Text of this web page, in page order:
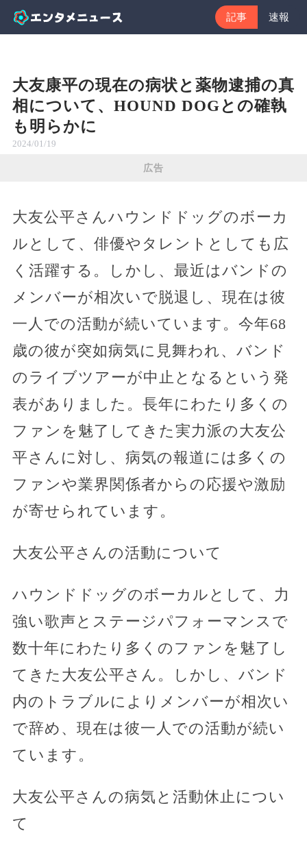
記事 速報
大友康平の現在の病状と薬物逮捕の真
相について、HOUND DOGとの確執
も明らかに
2024/01/19
広告
大友公平さんハウンドドッグのボーカ
ルとして、俳優やタレントとしても広
く活躍する。しかし、最近はバンドの
メンバーが相次いで脱退し、現在は彼
一人での活動が続いています。今年68
歳の彼が突如病気に見舞われ、バンド
のライブツアーが中止となるという発
表がありました。長年にわたり多くの
ファンを魅了してきた実力派の大友公
平さんに対し、病気の報道には多くの
ファンや業界関係者からの応援や激励
が寄せられています。
大友公平さんの活動について
ハウンドドッグのボーカルとして、力
強い歌声とステージパフォーマンスで
数十年にわたり多くのファンを魅了し
てきた大友公平さん。しかし、バンド
内のトラブルによりメンバーが相次い
で辞め、現在は彼一人での活動が続い
ています。
大友公平さんの病気と活動休止につい
て